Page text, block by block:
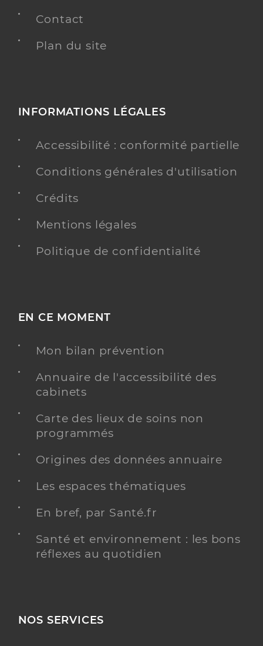
Contact
Plan du site
INFORMATIONS LÉGALES
Accessibilité : conformité partielle
Conditions générales d'utilisation
Crédits
Mentions légales
Politique de confidentialité
EN CE MOMENT
Mon bilan prévention
Annuaire de l'accessibilité des
cabinets
Carte des lieux de soins non
programmés
Origines des données annuaire
Les espaces thématiques
En bref, par Santé.fr
Santé et environnement : les bons
réflexes au quotidien
NOS SERVICES